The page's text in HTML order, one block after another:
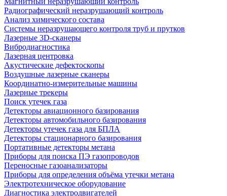
Радиографический неразрушающий контроль
Анализ химического состава
Системы неразрушающего контроля труб и прутков
Лазерные 3D-сканеры
Вибродиагностика
Лазерная центровка
Акустические дефектоскопы
Воздушные лазерные сканеры
Координатно-измерительные машины
Лазерные трекеры
Поиск утечек газа
Детекторы авиационного базирования
Детекторы автомобильного базирования
Детекторы утечек газа для БПЛА
Детекторы стационарного базирования
Портативные детекторы метана
Приборы для поиска ПЭ газопроводов
Переносные газоанализаторы
Приборы для определения объёма утечки метана
Электротехническое оборудование
Диагностика электродвигателей